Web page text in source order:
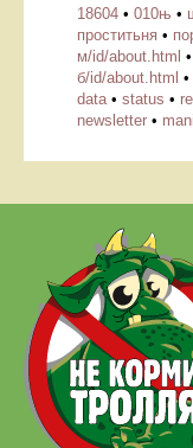
18604 • 010њ •
проститьня •
м/id/about.html •
б/id/about.html •
data • status •
newsletter •